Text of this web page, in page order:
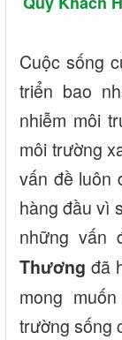
Cuộc sống
triển bao
nhiễm môi
môi trường
vấn đề luôn
hàng đầu vì
những vấn
Thương đã
mong
trường sống